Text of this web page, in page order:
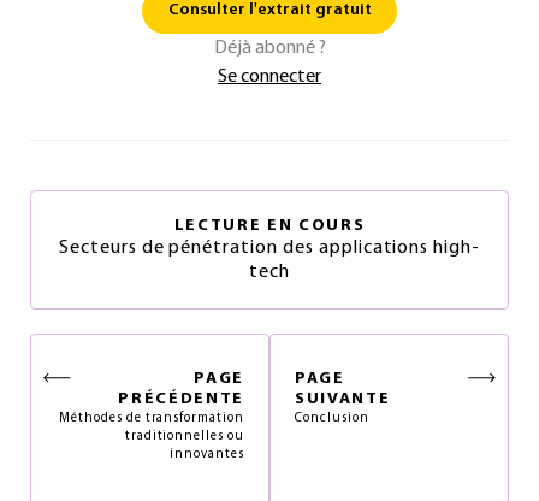
Consulter l'extrait gratuit
Déjà abonné ?
Se connecter
LECTURE EN COURS
Secteurs de pénétration des applications high-
tech
PAGE
PRÉCÉDENTE
Méthodes de transformation
traditionnelles ou
innovantes
PAGE
SUIVANTE
Conclusion